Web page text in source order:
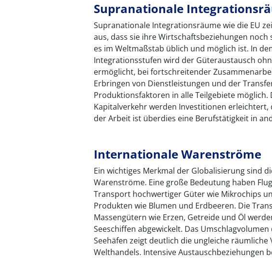
Supranationale
Supranationale Integrationsräume wie die EU
aus, dass sie ihre Wirtschaftsbeziehungen
es im Weltmaßstab üblich und möglich ist. In
Integrationsstufen wird der Güteraustausch
ermöglicht, bei fortschreitender
Erbringen von Dienstleistungen und der
Produktionsfaktoren in alle Teilgebiete möglich.
Kapitalverkehr werden Investitionen erleichtert,
der Arbeit ist überdies eine Berufstätigkeit in
Internationale Warenströme
Ein wichtiges Merkmal der Globalisierung sind
Warenströme. Eine große Bedeutung haben
Transport hochwertiger Güter wie Mikrochips
Produkten wie Blumen und Erdbeeren. Die
Massengütern wie Erzen, Getreide und Öl
Seeschiffen abgewickelt. Das
Seehäfen zeigt deutlich die ungleiche räumliche
Welthandels. Intensive Austauschbeziehungen